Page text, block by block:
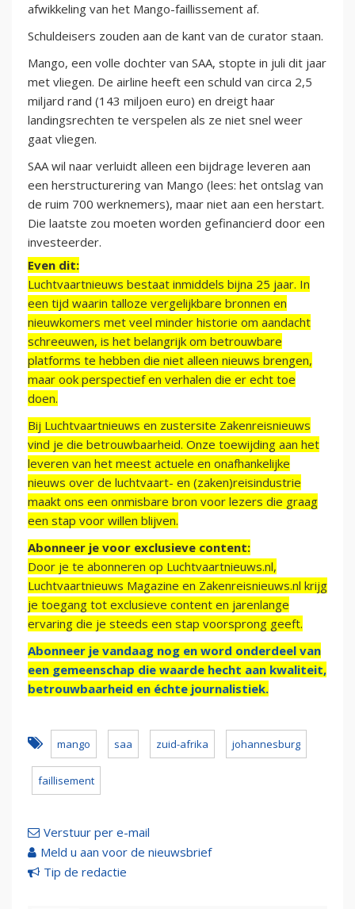
afwikkeling van het Mango-faillissement af.
Schuldeisers zouden aan de kant van de curator staan.
Mango, een volle dochter van SAA, stopte in juli dit jaar
met vliegen. De airline heeft een schuld van circa 2,5
miljard rand (143 miljoen euro) en dreigt haar
landingsrechten te verspelen als ze niet snel weer
gaat vliegen.
SAA wil naar verluidt alleen een bijdrage leveren aan
een herstructurering van Mango (lees: het ontslag van
de ruim 700 werknemers), maar niet aan een herstart.
Die laatste zou moeten worden gefinancierd door een
investeerder.
Even dit:
Luchtvaartnieuws bestaat inmiddels bijna 25 jaar. In
een tijd waarin talloze vergelijkbare bronnen en
nieuwkomers met veel minder historie om aandacht
schreeuwen, is het belangrijk om betrouwbare
platforms te hebben die niet alleen nieuws brengen,
maar ook perspectief en verhalen die er echt toe
doen.
Bij Luchtvaartnieuws en zustersite Zakenreisnieuws
vind je die betrouwbaarheid. Onze toewijding aan het
leveren van het meest actuele en onafhankelijke
nieuws over de luchtvaart- en (zaken)reisindustrie
maakt ons een onmisbare bron voor lezers die graag
een stap voor willen blijven.
Abonneer je voor exclusieve content:
Door je te abonneren op Luchtvaartnieuws.nl,
Luchtvaartnieuws Magazine en Zakenreisnieuws.nl krijg
je toegang tot exclusieve content en jarenlange
ervaring die je steeds een stap voorsprong geeft.
Abonneer je vandaag nog en word onderdeel van
een gemeenschap die waarde hecht aan kwaliteit,
betrouwbaarheid en échte journalistiek.
mango saa zuid-afrika johannesburg
faillisement
Verstuur per e-mail
Meld u aan voor de nieuwsbrief
Tip de redactie